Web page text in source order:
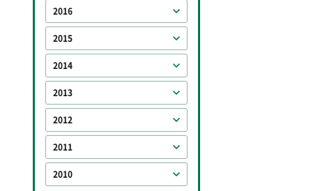
2016
2015
2014
2013
2012
2011
2010